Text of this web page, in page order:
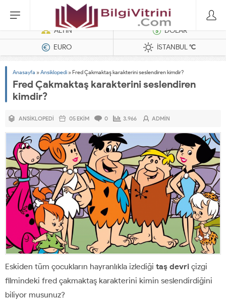
Hatasız Operasyonlar İçin Barkod Yazıcı ve Otomasyon Sistemleri
ALTIN
DOLAR
EURO
İSTANBUL°C
Anasayfa »Ansiklopedi »Fred Çakmaktaş karakterini seslendiren kimdir?
Fred Çakmaktaş karakterini seslendiren
kimdir?
ANSIKLOPEDI 05 EKIM 0 3.966 ADMIN
Eskiden tüm çocukların hayranlıkla izlediği taş devri çizgi
filmindeki fred çakmaktaş karakterini kimin seslendirdiğini
biliyor musunuz?